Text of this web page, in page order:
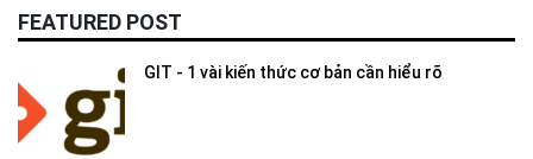
FEATURED POST
GIT - 1 vài kiến thức cơ bản cần hiểu rõ